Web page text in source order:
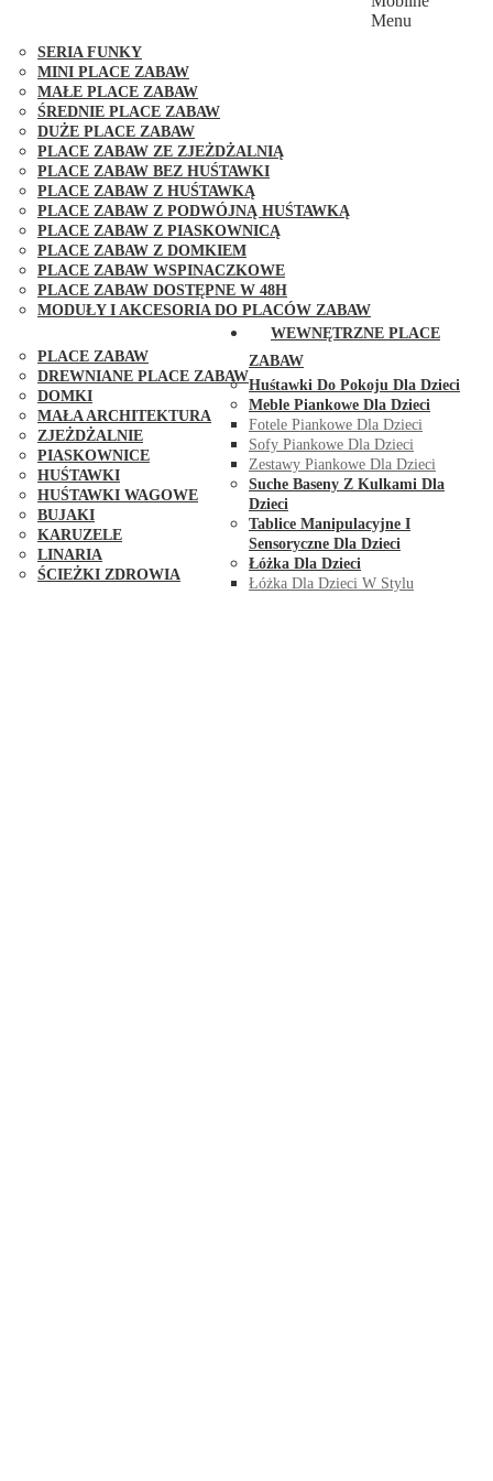
SERIA FUNKY
MINI PLACE ZABAW
MAŁE PLACE ZABAW
ŚREDNIE PLACE ZABAW
DUŻE PLACE ZABAW
PLACE ZABAW ZE ZJEŻDŻALNIĄ
PLACE ZABAW BEZ HUŚTAWKI
PLACE ZABAW Z HUŚTAWKĄ
PLACE ZABAW Z PODWÓJNĄ HUŚTAWKĄ
PLACE ZABAW Z PIASKOWNICĄ
PLACE ZABAW Z DOMKIEM
PLACE ZABAW WSPINACZKOWE
PLACE ZABAW DOSTĘPNE W 48H
MODUŁY I AKCESORIA DO PLACÓW ZABAW
PLACE ZABAW
DREWNIANE PLACE ZABAW
DOMKI
MAŁA ARCHITEKTURA
ZJEŻDŻALNIE
PIASKOWNICE
HUŚTAWKI
HUŚTAWKI WAGOWE
BUJAKI
KARUZELE
LINARIA
ŚCIEŻKI ZDROWIA
Menu
WEWNĘTRZNE PLACE
ZABAW
Huśtawki Do Pokoju Dla Dzieci
Meble Piankowe Dla Dzieci
Fotele Piankowe Dla Dzieci
Sofy Piankowe Dla Dzieci
Zestawy Piankowe Dla Dzieci
Suche Baseny Z Kulkami Dla
Dzieci
Tablice Manipulacyjne I
Sensoryczne Dla Dzieci
Łóżka Dla Dzieci
Łóżka Dla Dzieci W Stylu